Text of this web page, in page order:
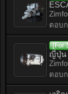
ตอบ
[For
ญี่ปุ่น
ตอบ